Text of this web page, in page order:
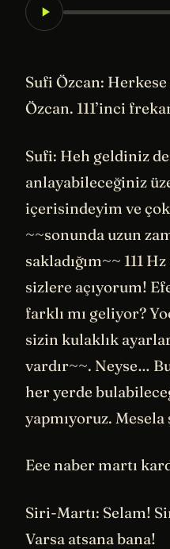
Sufi Özcan:
Özcan. 111’inci
Sufi: Heh geldiniz
anlayabileceğiniz
içerisindeyim ve
~~sonunda uzun
sakladığım~~ 111
sizlere açıyorum!
farklı mı geliyor?
sizin kulaklık
vardır~~. Neyse…
her yerde
yapmıyoruz.
Eee naber martı
Siri-Martı: Selam!
Varsa atsana bana!